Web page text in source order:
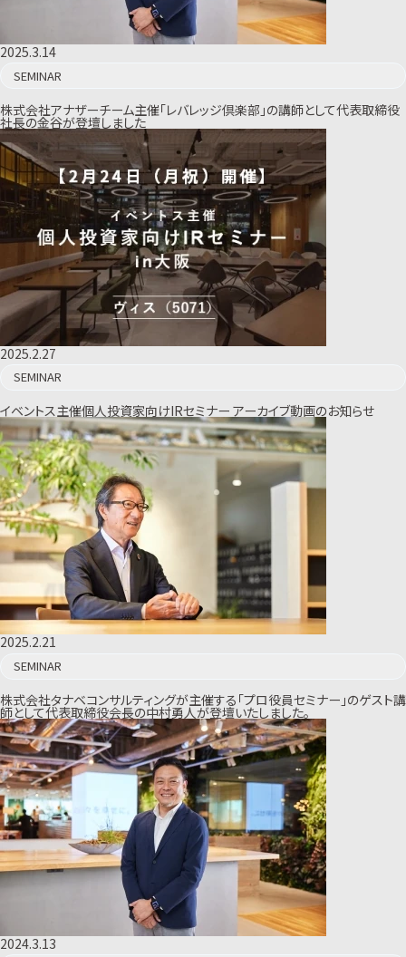
2025.3.14
SEMINAR
株式会社アナザーチーム主催「レバレッジ倶楽部」の講師として代表取締役
社長の金谷が登壇しました
2025.2.27
SEMINAR
イベントス主催個人投資家向けIRセミナー アーカイブ動画のお知らせ
2025.2.21
SEMINAR
株式会社タナベコンサルティングが主催する「プロ役員セミナー」のゲスト講
師として代表取締役会長の中村勇人が登壇いたしました。
2024.3.13